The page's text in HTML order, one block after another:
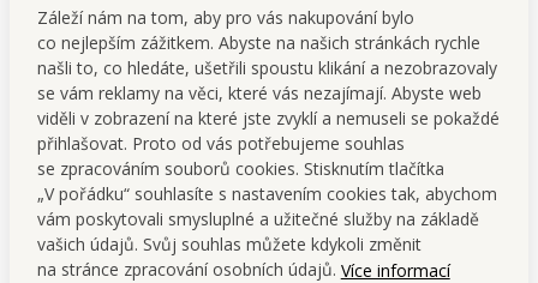
Záleží nám na tom, aby pro vás nakupování bylo
co nejlepším zážitkem. Abyste na našich stránkách rychle
našli to, co hledáte, ušetřili spoustu klikání a nezobrazovaly
se vám reklamy na věci, které vás nezajímají. Abyste web
viděli v zobrazení na které jste zvyklí a nemuseli se pokaždé
přihlašovat. Proto od vás potřebujeme souhlas
se zpracováním souborů cookies. Stisknutím tlačítka
„V pořádku“ souhlasíte s nastavením cookies tak, abychom
vám poskytovali smysluplné a užitečné služby na základě
vašich údajů. Svůj souhlas můžete kdykoli změnit
na stránce zpracování osobních údajů. Více informací
2. Jak fungují přísavky?
Na spodní straně jsou desítky přísavek, které pevně přilnou k
hladkému povrchu.
3. Je vhodná pro každodenní použití?
Ano, je navržena pro dlouhodobé používání a snadnou
údržbu.
4. Lze ji prát v pračce?
Nedoporučujeme – stačí oplachování a ruční čištění jemným
prostředkem.